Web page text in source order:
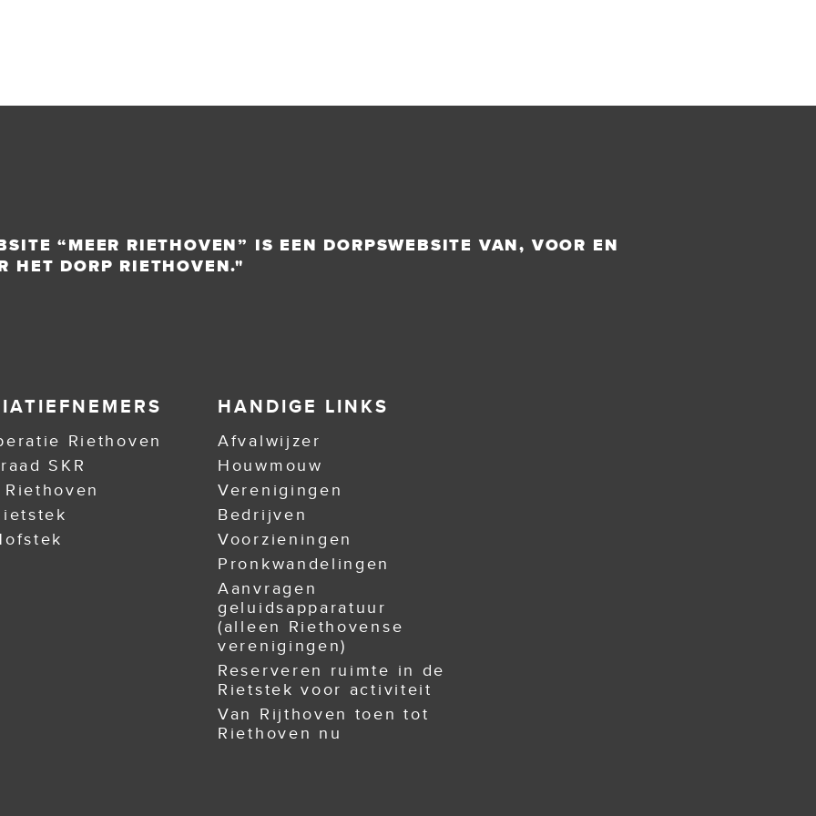
“MEER RIETHOVEN” IS EEN DORPSWEBSITE VAN, VOOR EN
HET DORP RIETHOVEN."
Riethoven
SKR
Riethoven
HANDIGE LINKS
Afvalwijzer
Houwmouw
Verenigingen
Bedrijven
Voorzieningen
Pronkwandelingen
Aanvragen
geluidsapparatuur
(alleen Riethovense
verenigingen)
Reserveren ruimte in de
Rietstek voor activiteit
Van Rijthoven toen tot
Riethoven nu